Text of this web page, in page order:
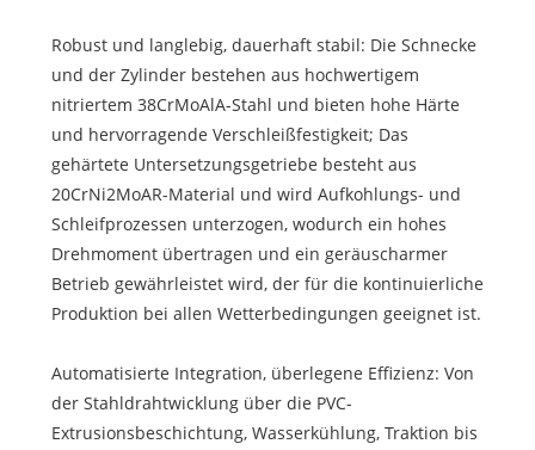
Robust und langlebig, dauerhaft stabil: Die Schnecke
und der Zylinder bestehen aus hochwertigem
nitriertem 38CrMoAlA-Stahl und bieten hohe Härte
und hervorragende Verschleißfestigkeit; Das
gehärtete Untersetzungsgetriebe besteht aus
20CrNi2MoAR-Material und wird Aufkohlungs- und
Schleifprozessen unterzogen, wodurch ein hohes
Drehmoment übertragen und ein geräuscharmer
Betrieb gewährleistet wird, der für die kontinuierliche
Produktion bei allen Wetterbedingungen geeignet ist.
Automatisierte Integration, überlegene Effizienz: Von
der Stahldrahtwicklung über die PVC-
Extrusionsbeschichtung, Wasserkühlung, Traktion bis